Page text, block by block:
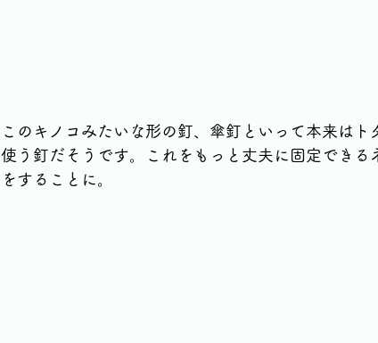
このキノコみたいな形の釘、傘釘といって本来はト
使う釘だそうです。これをもっと丈夫に固定できる
をすることに。